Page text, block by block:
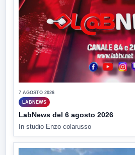
7 AGOSTO 2026
LABNEWS
LabNews del 6 agosto 2026
In studio Enzo colarusso